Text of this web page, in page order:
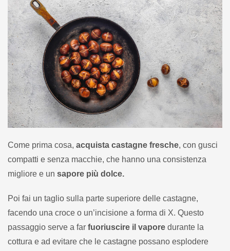
Come prima cosa, acquista castagne fresche, con gusci
compatti e senza macchie, che hanno una consistenza
migliore e un sapore più dolce.
Poi fai un taglio sulla parte superiore delle castagne,
facendo una croce o un’incisione a forma di X. Questo
passaggio serve a far fuoriuscire il vapore durante la
cottura e ad evitare che le castagne possano esplodere